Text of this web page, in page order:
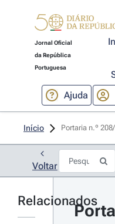
Jornal Oficial
da República
Portuguesa
Ajuda
Início Portaria n.º
Voltar
Relacionados